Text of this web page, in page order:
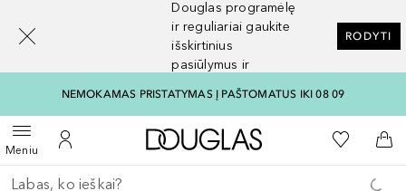
Douglas programėlę
ir reguliariai gaukite
išskirtinius
pasiūlymus ir
RODYTI
NEMOKAMAS PRISTATYMAS Į PAŠTOMATUS IKI 08 09
MeniuAtidaryti meniuĮ mano paskyrą
Į Douglas pagrindinį
Į mano
Į
Grįžk atgal
Vykdykite paiešką
[navigation.slideout.screenreader]